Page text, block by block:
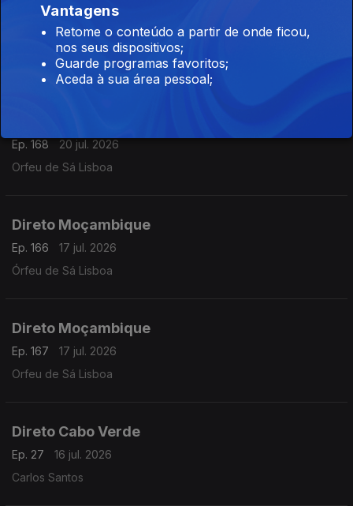
Direto São Tomé e Príncipe 08h30
21 jul. 2026
Oscar Medeiros
Ep. 168
20 jul. 2026
Orfeu de Sá Lisboa
Direto Moçambique
Ep. 166
17 jul. 2026
Órfeu de Sá Lisboa
Direto Moçambique
Ep. 167
17 jul. 2026
Orfeu de Sá Lisboa
Direto Cabo Verde
Ep. 27
16 jul. 2026
Carlos Santos
Vantagens
Retome o conteúdo a partir de onde ficou,
nos seus dispositivos;
Guarde programas favoritos;
Aceda à sua área pessoal;